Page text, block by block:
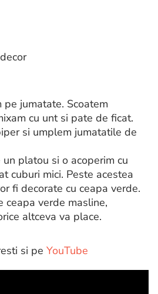
jumatate. Scoatem
cu unt si pate de ficat.
si umplem jumatatile de
platou si o acoperim cu
cuburi mici. Peste acestea
fi decorate cu ceapa verde.
ceapa verde masline,
altceva va place.
si pe YouTube